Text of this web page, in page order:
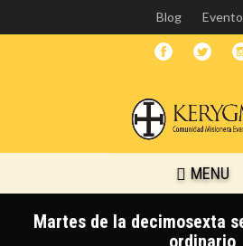
Skip
to
main
Blog
MENU
Martes de la decimosexta
ordinario